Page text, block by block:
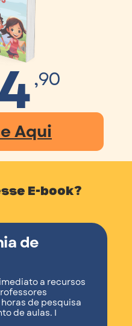
Aqui
,90
E-book?
de
a recursos
de pesquisa
de aulas. I